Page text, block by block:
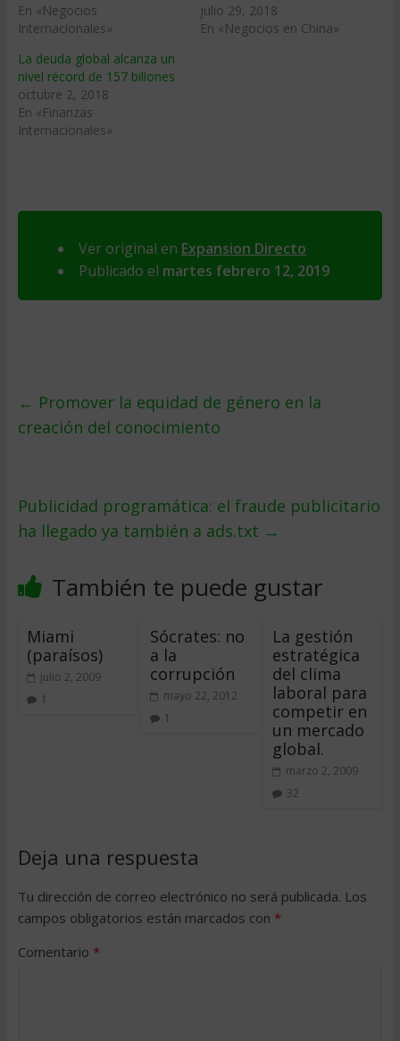
En «Negocios
Internacionales»
julio 29, 2018
En «Negocios en China»
La deuda global alcanza un
nivel récord de 157 billones
octubre 2, 2018
En «Finanzas
Internacionales»
Ver original en Expansion Directo
Publicado el martes febrero 12, 2019
← Promover la equidad de género en la
creación del conocimiento
Publicidad programática: el fraude publicitario
ha llegado ya también a ads.txt →
También te puede gustar
Miami
(paraísos)
julio 2, 2009
1
Sócrates: no
a la
corrupción
mayo 22, 2012
1
La gestión
estratégica
del clima
laboral para
competir en
un mercado
global.
marzo 2, 2009
32
Deja una respuesta
Tu dirección de correo electrónico no será publicada. Los
campos obligatorios están marcados con *
Comentario *